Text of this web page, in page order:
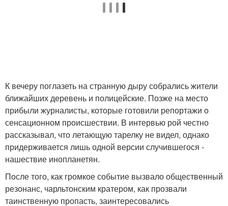
К вечеру поглазеть на странную дыру собрались жители
ближайших деревень и полицейские. Позже на место
прибыли журналисты, которые готовили репортажи о
сенсационном происшествии. В интервью рой честно
рассказывал, что летающую тарелку не видел, однако
придерживается лишь одной версии случившегося -
нашествие инопланетян.
После того, как громкое событие вызвало общественный
резонанс, чарльтонским кратером, как прозвали
таинственную пропасть, заинтересовались